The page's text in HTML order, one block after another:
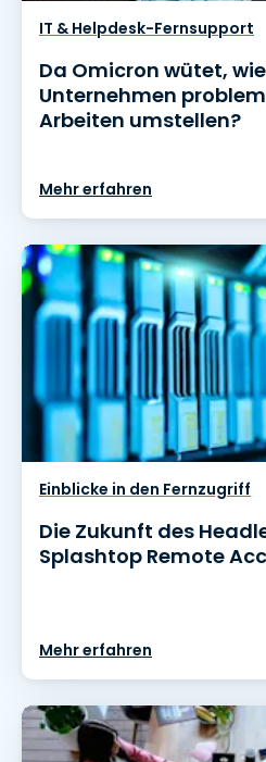
IT & Helpdesk-Fernsupport
Da Omicron wütet,
Unternehmen
Arbeiten umstellen?
Mehr erfahren
Einblicke in den Fernzugriff
Die Zukunft des
Splashtop Remote
Mehr erfahren